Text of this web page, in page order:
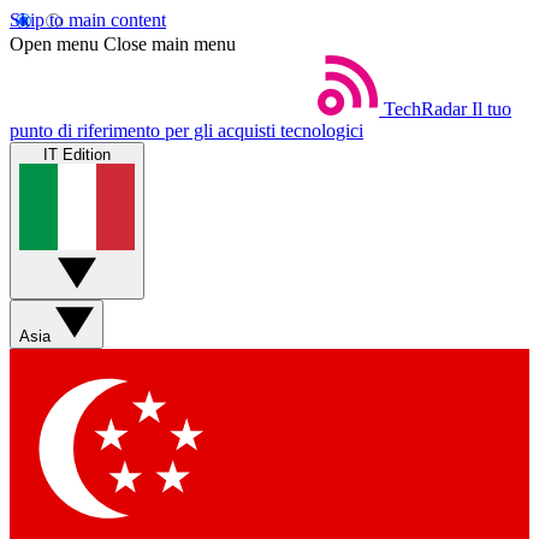
Skip to main content
Open menu Close main menu
TechRadar Il tuo
punto di riferimento per gli acquisti tecnologici
IT Edition
Asia